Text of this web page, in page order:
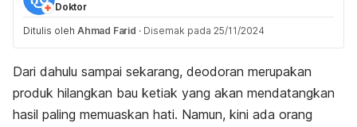
Doktor
Ditulis oleh Ahmad Farid · Disemak pada 25/11/2024
Dari dahulu sampai sekarang, deodoran merupakan
produk hilangkan bau ketiak yang akan mendatangkan
hasil paling memuaskan hati. Namun, kini ada orang